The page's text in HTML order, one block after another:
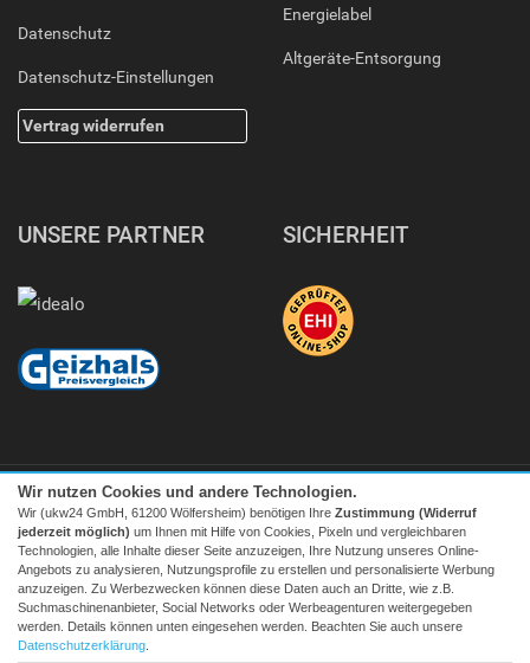
Datenschutz
Datenschutz-Einstellungen
Vertrag widerrufen
Energielabel
Altgeräte-Entsorgung
UNSERE PARTNER SICHERHEIT
Facebook| twitter
© 2026 Tecedo
Alle Preise inkl. MwSt. zzgl. Versand | *) Unverbindliche
Wir nutzen Cookies und andere Technologien.
Wir (ukw24 GmbH, 61200 Wölfersheim) benötigen Ihre Zustimmung (Widerruf
jederzeit möglich) um Ihnen mit Hilfe von Cookies, Pixeln und vergleichbaren
Technologien, alle Inhalte dieser Seite anzuzeigen, Ihre Nutzung unseres Online-
Angebots zu analysieren, Nutzungsprofile zu erstellen und personalisierte Werbung
anzuzeigen. Zu Werbezwecken können diese Daten auch an Dritte, wie z.B.
Suchmaschinenanbieter, Social Networks oder Werbeagenturen weitergegeben
werden. Details können unten eingesehen werden. Beachten Sie auch unsere
Datenschutzerklärung